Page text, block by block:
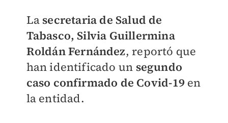
La secretaria de Salud de
Tabasco, Silvia Guillermina
Roldán Fernández, reportó que
han identificado un segundo
caso confirmado de Covid-19en
la entidad.